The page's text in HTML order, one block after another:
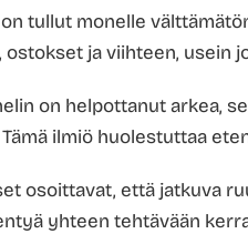
tullut monelle
ja viihteen, usein
on helpottanut arkea,
ilmiö huolestuttaa
osoittavat, että jatkuva
yhteen tehtävään